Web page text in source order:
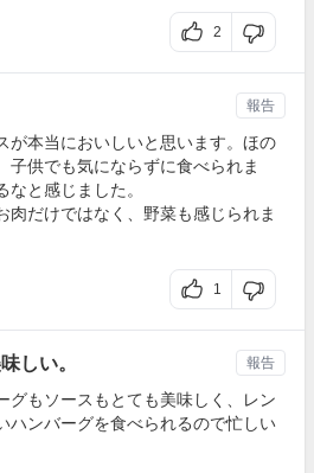
2
が本当においしいと思います。ほの
子供でも気にならずに食べられま
と感じました。
肉だけではなく、野菜も感じられま
1
報告
しい。
グもソースもとても美味しく、レン
ハンバーグを食べられるので忙しい
報告